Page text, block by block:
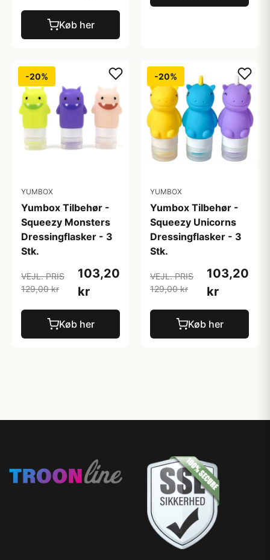
Køb her
-20%
YUMBOX
Yumbox Tilbehør -
Squeezy Monsters
Dressingflasker - 3
Stk.
VEJL. PRIS
129,00 kr
103,20
kr
Køb her
-20%
YUMBOX
Yumbox Tilbehør -
Squeezy Unicorns
Dressingflasker - 3
Stk.
VEJL. PRIS
129,00 kr
103,20
kr
Køb her